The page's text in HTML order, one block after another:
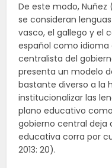
De este modo, Nuñez
se consideran
vasco, el gallego y el
español como
centralista del
presenta un modelo
bastante diverso a la
institucionalizar las
plano educativo
gobierno central deja
educativa corra por
2013: 20).